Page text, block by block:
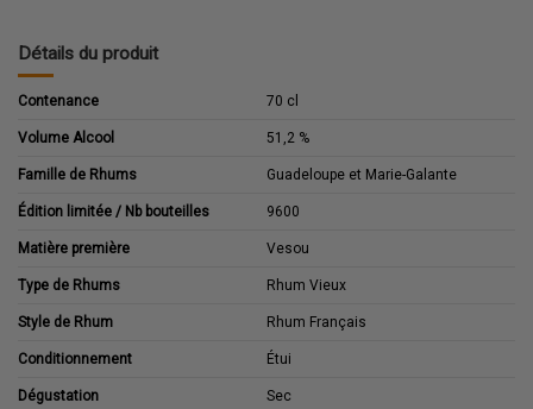
Détails du produit
Contenance 70 cl
Volume Alcool 51,2 %
Famille de Rhums Guadeloupe et Marie-Galante
Édition limitée / Nb bouteilles 9600
Matière première Vesou
Type de Rhums Rhum Vieux
Style de Rhum Rhum Français
Conditionnement Étui
Dégustation Sec